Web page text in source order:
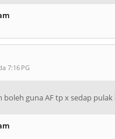
7:16 PG
boleh guna AF tp x sedap